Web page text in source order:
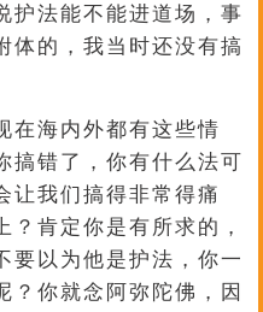
护法能不能进道场，事
体的，我当时还没有搞
在海内外都有这些情
搞错了，你有什么法可
让我们搞得非常得痛
肯定你是有所求的，
要以为他是护法，你一
？你就念阿弥陀佛，因